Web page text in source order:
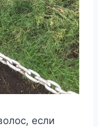
если